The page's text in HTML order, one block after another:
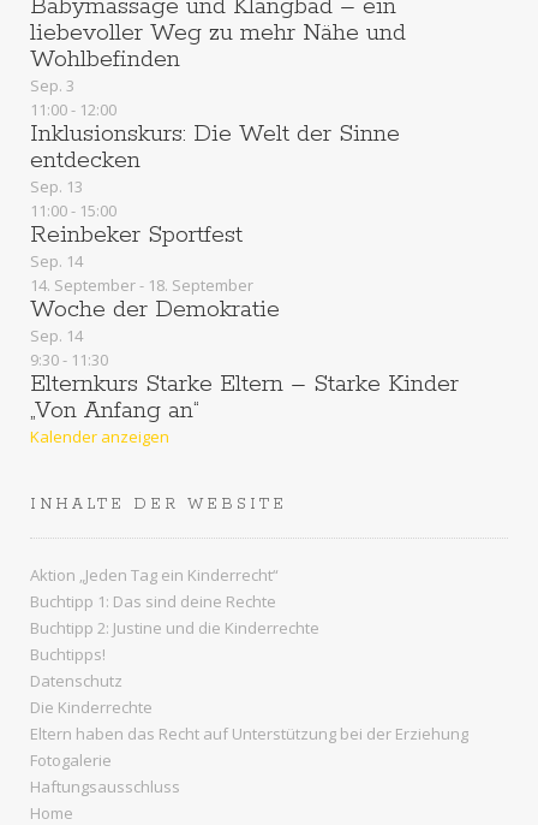
Babymassage und Klangbad – ein
liebevoller Weg zu mehr Nähe und
Wohlbefinden
Sep. 3
11:00- 12:00
Inklusionskurs: Die Welt der Sinne
entdecken
Sep. 13
11:00- 15:00
Reinbeker Sportfest
Sep. 14
14. September- 18. September
Woche der Demokratie
Sep. 14
9:30- 11:30
Elternkurs Starke Eltern – Starke Kinder
„Von Anfang an“
Kalender anzeigen
INHALTE DER WEBSITE
Aktion „Jeden Tag ein Kinderrecht“
Buchtipp 1: Das sind deine Rechte
Buchtipp 2: Justine und die Kinderrechte
Buchtipps!
Datenschutz
Die Kinderrechte
Eltern haben das Recht auf Unterstützung bei der Erziehung
Fotogalerie
Haftungsausschluss
Home